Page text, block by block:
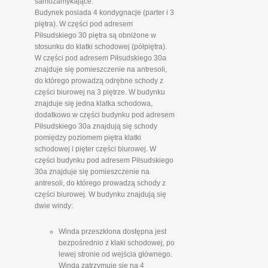
Budynek posiada 4 kondygnacje (parter i 3
piętra). W części pod adresem
Piłsudskiego 30 piętra są obniżone w
stosunku do klatki schodowej (półpiętra).
W części pod adresem Piłsudskiego 30a
znajduje się pomieszczenie na antresoli,
do którego prowadzą odrębne schody z
części biurowej na 3 piętrze. W budynku
znajduje się jedna klatka schodowa,
dodatkowo w części budynku pod adresem
Piłsudskiego 30a znajdują się schody
pomiędzy poziomem piętra klatki
schodowej i pięter części biurowej. W
części budynku pod adresem Piłsudskiego
30a znajduje się pomieszczenie na
antresoli, do którego prowadzą schody z
części biurowej. W budynku znajdują się
dwie windy:
Winda przeszklona dostępna jest
bezpośrednio z klaki schodowej, po
lewej stronie od wejścia głównego.
Winda zatrzymuje się na 4